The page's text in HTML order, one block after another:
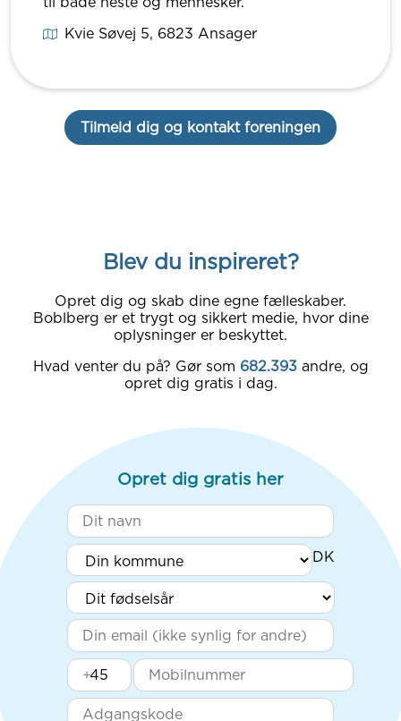
Kvie Søvej 5, 6823 Ansager
Tilmeld dig og kontakt foreningen
Blev du inspireret?
Opret dig og skab dine egne fælleskaber.
Boblberg er et trygt og sikkert medie, hvor dine
oplysninger er beskyttet.
Hvad venter du på? Gør som 682.393 andre, og
opret dig gratis i dag.
Opret dig gratis her
+